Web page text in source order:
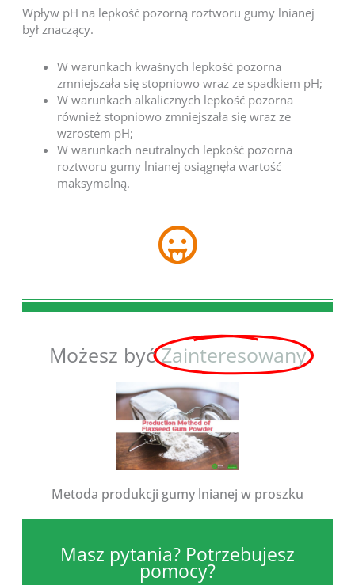
Wpływ pH na lepkość pozorną roztworu gumy lnianej
był znaczący.
W warunkach kwaśnych lepkość pozorna
zmniejszała się stopniowo wraz ze spadkiem pH;
W warunkach alkalicznych lepkość pozorna
również stopniowo zmniejszała się wraz ze
wzrostem pH;
W warunkach neutralnych lepkość pozorna
roztworu gumy lnianej osiągnęła wartość
maksymalną.
Możesz być Zainteresowany
Metoda produkcji gumy lnianej w proszku
Masz pytania? Potrzebujesz
pomocy?